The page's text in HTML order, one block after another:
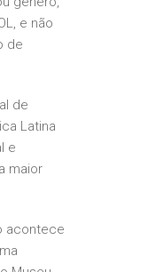
e não
de
de
Latina
e
maior
acontece